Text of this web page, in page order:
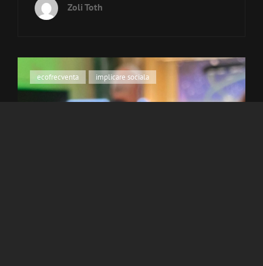
Zoli Toth
Cat
Links
ecofrecventa , implicare sociala